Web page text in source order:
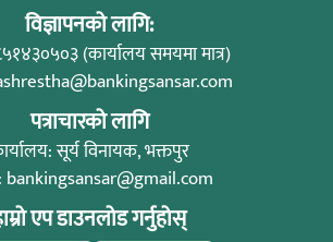
विज्ञापनको लागि:
(कार्यालय समयमा मात्र)
पत्राचारको लागि
सूर्य विनायक, भक्तपुर
bankingsansar@gmail.com
एप डाउनलोड गर्नुहोस्